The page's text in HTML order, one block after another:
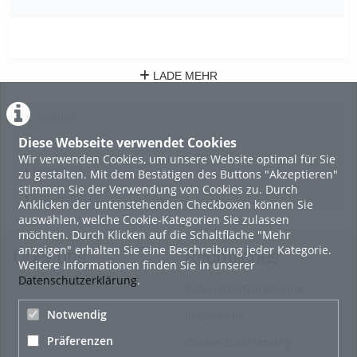
Diese Webseite verwendet Cookies
Wir verwenden Cookies, um unsere Website optimal für Sie
zu gestalten. Mit dem Bestätigen des Buttons "Akzeptieren"
stimmen Sie der Verwendung von Cookies zu. Durch
Anklicken der untenstehenden Checkboxen können Sie
auswählen, welche Cookie-Kategorien Sie zulassen
möchten. Durch Klicken auf die Schaltfläche "Mehr
anzeigen" erhalten Sie eine Beschreibung jeder Kategorie.
Weitere Informationen finden Sie in unserer
Datenschutzerklärung.
Notwendig
Präferenzen
LADE MEHR
Beliebtheit
Bewertung
Kommentare
Über uns Rechtliches